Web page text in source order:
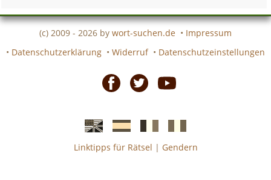
(c) 2009 - 2026 by wort-suchen.de • Impressum
• Datenschutzerklärung • Widerruf • Datenschutzeinstellungen
EnglischeSpanischefranzösicheitalienische
Linktipps für Rätsel | Gendern